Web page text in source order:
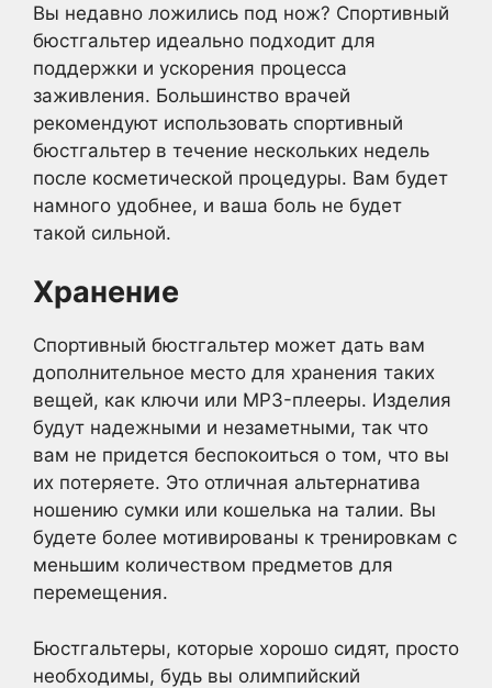
Вы недавно ложились под нож? Спортивный
бюстгальтер идеально подходит для
поддержки и ускорения процесса
заживления. Большинство врачей
рекомендуют использовать спортивный
бюстгальтер в течение нескольких недель
после косметической процедуры. Вам будет
намного удобнее, и ваша боль не будет
такой сильной.
Хранение
Спортивный бюстгальтер может дать вам
дополнительное место для хранения таких
вещей, как ключи или MP3-плееры. Изделия
будут надежными и незаметными, так что
вам не придется беспокоиться о том, что вы
их потеряете. Это отличная альтернатива
ношению сумки или кошелька на талии. Вы
будете более мотивированы к тренировкам с
меньшим количеством предметов для
перемещения.
Бюстгальтеры, которые хорошо сидят, просто
необходимы, будь вы олимпийский